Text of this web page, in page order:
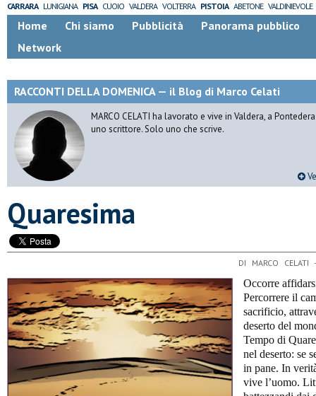
CARRARA LUNIGIANA PISA CUOIO VALDERA VOLTERRA PISTOIA ABETONE VALDINIEVOLE
Home Chi siamo Pubblicità
Panorama pubblico
Network
RACCONTI DELLA DOMENICA — il Blog di Marco Celati
MARCO CELATI ha lavorato e vive in Valdera, a
uno scrittore. Solo uno che scrive.
Quaresima
DI MARCO
Occorre
Percorrere il
sacrificio,
deserto del
Tempo di
nel deserto: se
in pane. In
vive l’uomo.